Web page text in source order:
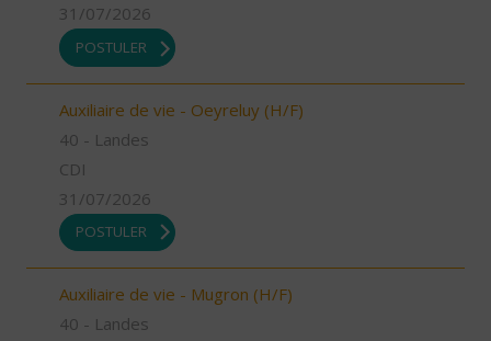
31/07/2026
POSTULER
Auxiliaire de vie - Oeyreluy (H/F)
40 - Landes
CDI
31/07/2026
POSTULER
Auxiliaire de vie - Mugron (H/F)
40 - Landes